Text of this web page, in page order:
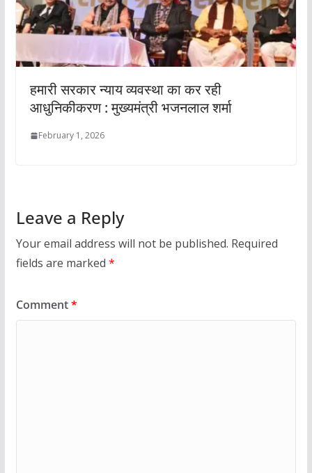
हमारी सरकार न्याय व्यवस्था का कर रही
आधुनिकीकरण : मुख्यमंत्री भजनलाल शर्मा
February 1, 2026
Leave a Reply
Your email address will not be published. Required
fields are marked *
Comment*